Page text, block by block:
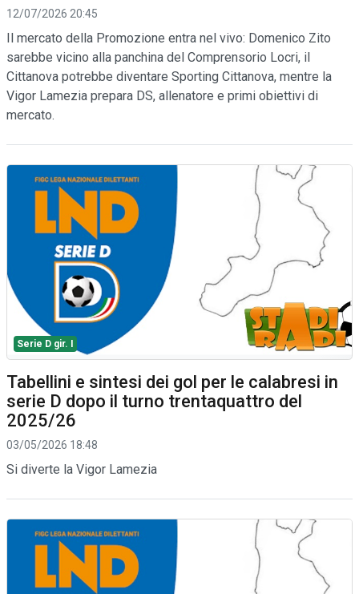
12/07/2026 20:45
Il mercato della Promozione entra nel vivo: Domenico Zito
sarebbe vicino alla panchina del Comprensorio Locri, il
Cittanova potrebbe diventare Sporting Cittanova, mentre la
Vigor Lamezia prepara DS, allenatore e primi obiettivi di
mercato.
Serie D gir. I
Tabellini e sintesi dei gol per le calabresi in
serie D dopo il turno trentaquattro del
2025/26
03/05/2026 18:48
Si diverte la Vigor Lamezia